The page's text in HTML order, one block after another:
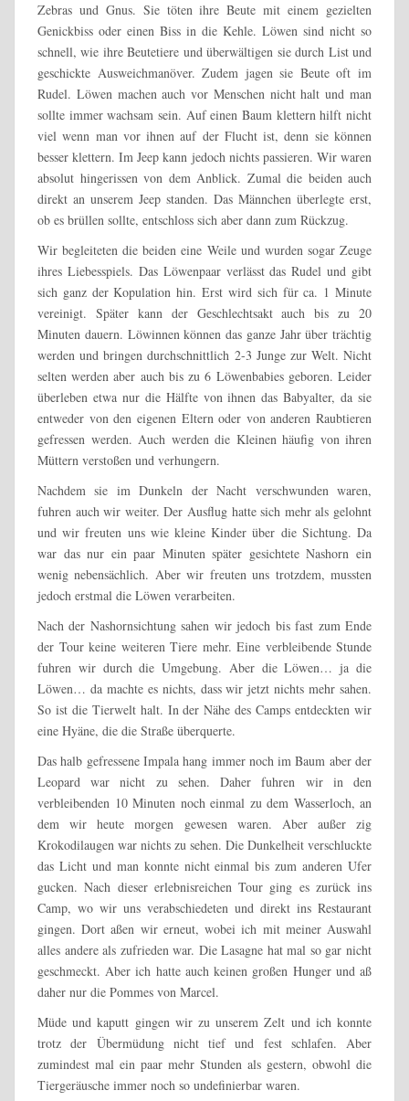
Zebras und Gnus. Sie töten ihre Beute mit einem gezielten
Genickbiss oder einen Biss in die Kehle. Löwen sind nicht so
schnell, wie ihre Beutetiere und überwältigen sie durch List und
geschickte Ausweichmanöver. Zudem jagen sie Beute oft im
Rudel. Löwen machen auch vor Menschen nicht halt und man
sollte immer wachsam sein. Auf einen Baum klettern hilft nicht
viel wenn man vor ihnen auf der Flucht ist, denn sie können
besser klettern. Im Jeep kann jedoch nichts passieren. Wir waren
absolut hingerissen von dem Anblick. Zumal die beiden auch
direkt an unserem Jeep standen. Das Männchen überlegte erst,
ob es brüllen sollte, entschloss sich aber dann zum Rückzug.
Wir begleiteten die beiden eine Weile und wurden sogar Zeuge
ihres Liebesspiels. Das Löwenpaar verlässt das Rudel und gibt
sich ganz der Kopulation hin. Erst wird sich für ca. 1 Minute
vereinigt. Später kann der Geschlechtsakt auch bis zu 20
Minuten dauern. Löwinnen können das ganze Jahr über trächtig
werden und bringen durchschnittlich 2-3 Junge zur Welt. Nicht
selten werden aber auch bis zu 6 Löwenbabies geboren. Leider
überleben etwa nur die Hälfte von ihnen das Babyalter, da sie
entweder von den eigenen Eltern oder von anderen Raubtieren
gefressen werden. Auch werden die Kleinen häufig von ihren
Müttern verstoßen und verhungern.
Nachdem sie im Dunkeln der Nacht verschwunden waren,
fuhren auch wir weiter. Der Ausflug hatte sich mehr als gelohnt
und wir freuten uns wie kleine Kinder über die Sichtung. Da
war das nur ein paar Minuten später gesichtete Nashorn ein
wenig nebensächlich. Aber wir freuten uns trotzdem, mussten
jedoch erstmal die Löwen verarbeiten.
Nach der Nashornsichtung sahen wir jedoch bis fast zum Ende
der Tour keine weiteren Tiere mehr. Eine verbleibende Stunde
fuhren wir durch die Umgebung. Aber die Löwen… ja die
Löwen… da machte es nichts, dass wir jetzt nichts mehr sahen.
So ist die Tierwelt halt. In der Nähe des Camps entdeckten wir
eine Hyäne, die die Straße überquerte.
Das halb gefressene Impala hang immer noch im Baum aber der
Leopard war nicht zu sehen. Daher fuhren wir in den
verbleibenden 10 Minuten noch einmal zu dem Wasserloch, an
dem wir heute morgen gewesen waren. Aber außer zig
Krokodilaugen war nichts zu sehen. Die Dunkelheit verschluckte
das Licht und man konnte nicht einmal bis zum anderen Ufer
gucken. Nach dieser erlebnisreichen Tour ging es zurück ins
Camp, wo wir uns verabschiedeten und direkt ins Restaurant
gingen. Dort aßen wir erneut, wobei ich mit meiner Auswahl
alles andere als zufrieden war. Die Lasagne hat mal so gar nicht
geschmeckt. Aber ich hatte auch keinen großen Hunger und aß
daher nur die Pommes von Marcel.
Müde und kaputt gingen wir zu unserem Zelt und ich konnte
trotz der Übermüdung nicht tief und fest schlafen. Aber
zumindest mal ein paar mehr Stunden als gestern, obwohl die
Tiergeräusche immer noch so undefinierbar waren.